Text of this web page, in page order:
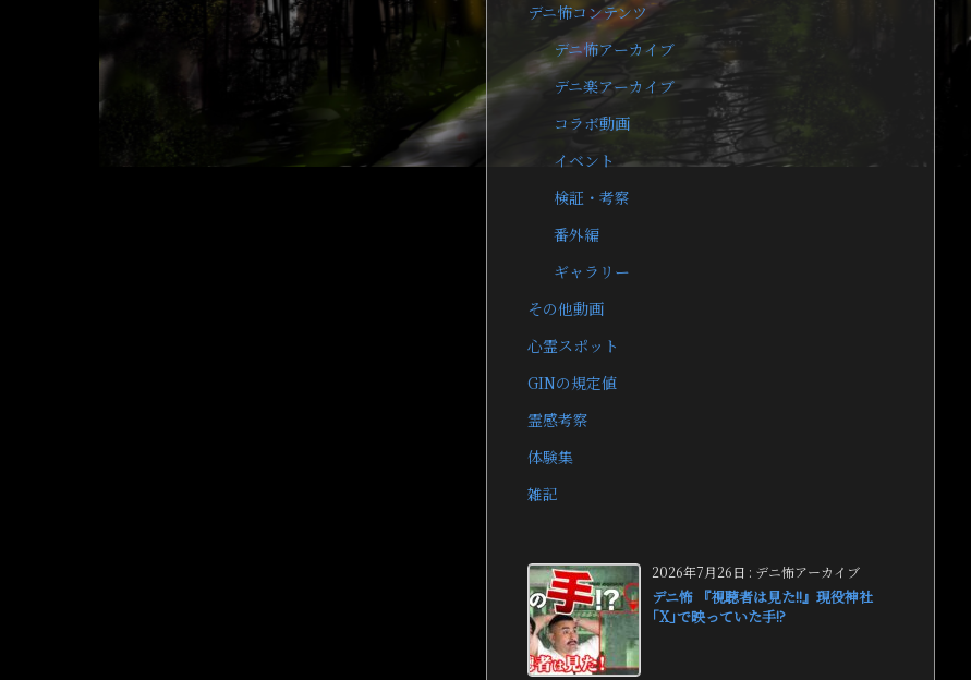
デニ怖コンテンツ
デニ怖アーカイブ
デニ楽アーカイブ
コラボ動画
イベント
検証・考察
番外編
ギャラリー
その他動画
心霊スポット
GINの規定値
霊感考察
体験集
雑記
2026年7月26日 : デニ怖アーカイブ
デニ怖 『視聴者は見た!!』現役神社
｢X｣で映っていた手!?